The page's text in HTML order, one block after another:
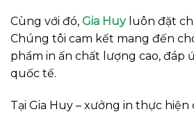
Cùng với đó, Gia Huyluôn đặt
Chúng tôi cam kết mang đến
phẩm in ấn chất lượng cao, đáp
quốc tế.
Tại Gia Huy – xưởng in thực